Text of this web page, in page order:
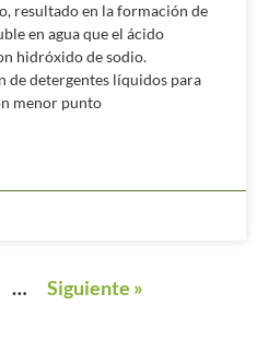
resultado en la formación de
en agua que el ácido
hidróxido de sodio.
de detergentes líquidos para
menor punto
… Siguiente »